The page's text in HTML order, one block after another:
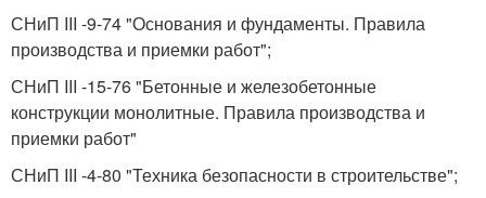
СНиП III -9-74 "Основания и фундаменты. Правила
производства и приемки работ";
СНиП III -15-76 "Бетонные и железобетонные
конструкции монолитные. Правила производства и
приемки работ"
СНиП III -4-80 "Техника безопасности в строительстве";